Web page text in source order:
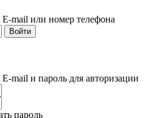
или номер телефона
Войти
и пароль для авторизации